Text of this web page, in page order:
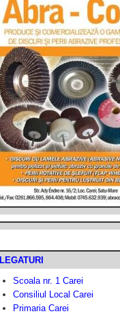
LEGATURI
Scoala nr. 1 Carei
Consiliul Local Carei
Primaria Carei